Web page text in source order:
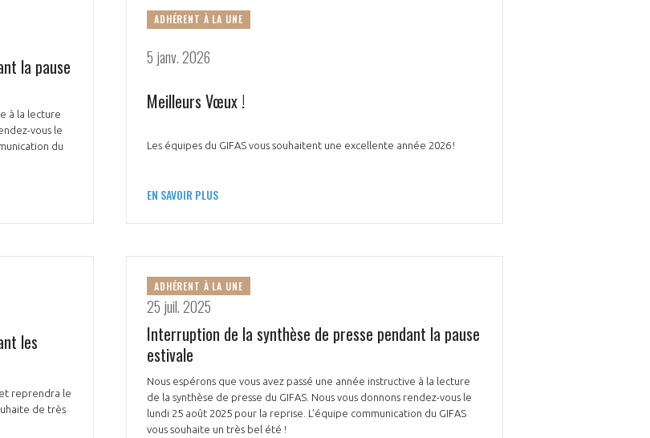
la pause
à la lecture
vous le
du
ADHÉRENT À LA UNE
5 janv. 2026
Meilleurs Vœux !
Les équipes du GIFAS vous souhaitent une excellente année 2026 !
EN SAVOIR PLUS
les
reprendra le
de très
ADHÉRENT À LA UNE
25 juil. 2025
Interruption de la synthèse de presse pendant la pause
estivale
Nous espérons que vous avez passé une année instructive à la lecture
de la synthèse de presse du GIFAS. Nous vous donnons rendez-vous le
lundi 25 août 2025 pour la reprise. L’équipe communication du GIFAS
vous souhaite un très bel été !
DEMANDE D’ADHÉSION
Avez-vous un statut de droit français ?
NON